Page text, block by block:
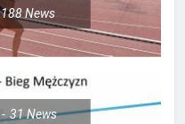
188News
31News